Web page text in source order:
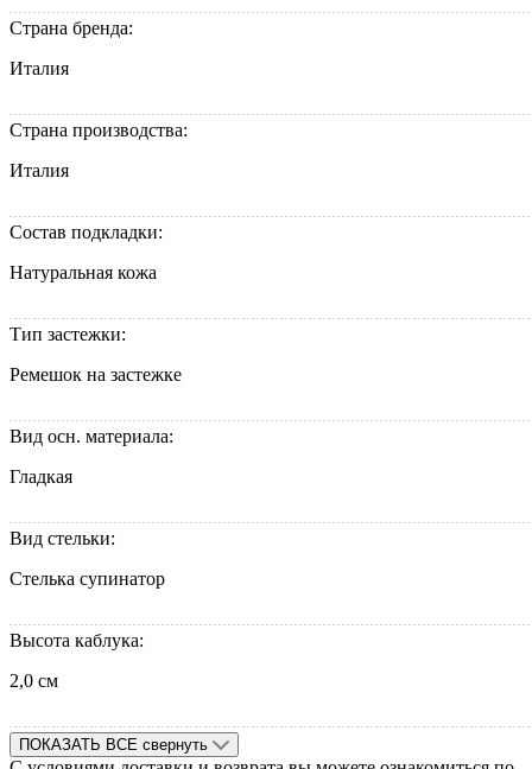
Страна бренда:
Италия
Страна производства:
Италия
Состав подкладки:
Натуральная кожа
Тип застежки:
Ремешок на застежке
Вид осн. материала:
Гладкая
Вид стельки:
Стелька супинатор
Высота каблука:
2,0 см
ПОКАЗАТЬ ВСЕ свернуть